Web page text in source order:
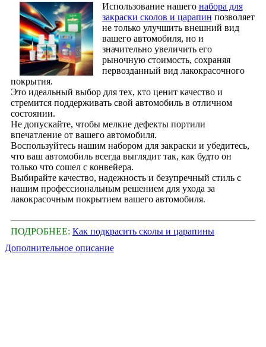
Использование нашего набора для
закраски сколов и царапин позволяет
не только улучшить внешний вид
вашего автомобиля, но и
значительно увеличить его
рыночную стоимость, сохраняя
первозданный вид лакокрасочного
покрытия.
Это идеальный выбор для тех, кто ценит качество и
стремится поддерживать свой автомобиль в отличном
состоянии.
Не допускайте, чтобы мелкие дефекты портили
впечатление от вашего автомобиля.
Воспользуйтесь нашим набором для закраски и убедитесь,
что ваш автомобиль всегда выглядит так, как будто он
только что сошел с конвейера.
Выбирайте качество, надежность и безупречный стиль с
нашим профессиональным решением для ухода за
лакокрасочным покрытием вашего автомобиля.
ПОДРОБНЕЕ: Как подкрасить сколы и царапины
Дополнительное описание